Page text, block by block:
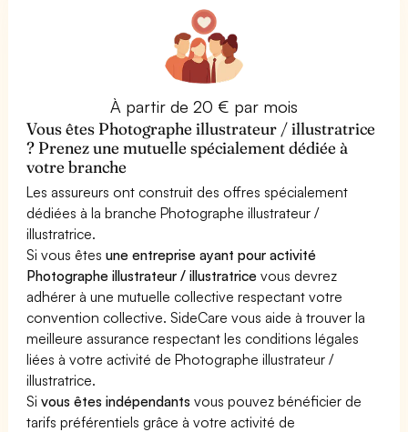
À partir de 20 € par mois
Vous êtes Photographe illustrateur / illustratrice
? Prenez une mutuelle spécialement dédiée à
votre branche
Les assureurs ont construit des offres spécialement
dédiées à la branche Photographe illustrateur /
illustratrice.
Si vous êtesune entreprise ayant pour activité
Photographe illustrateur / illustratrice vous devrez
adhérer à une mutuelle collective respectant votre
convention collective. SideCare vous aide à trouver la
meilleure assurance respectant les conditions légales
liées à votre activité de Photographe illustrateur /
illustratrice.
Sivous êtes indépendants vous pouvez bénéficier de
tarifs préférentiels grâce à votre activité de